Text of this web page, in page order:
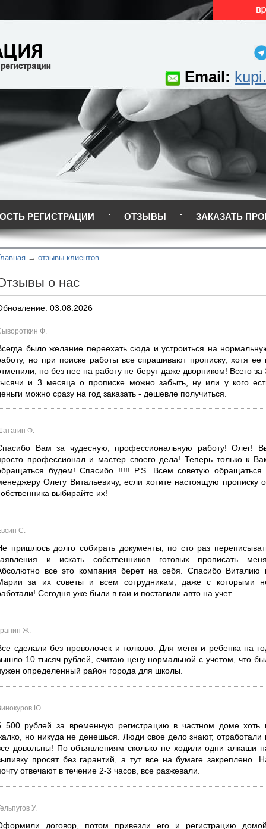
Email:
РЕГИСТРАЦИИ ОТЗЫВЫ ЗАКАЗАТЬ
отзывы клиентов
о нас
03.08.2026
Ф.
было желание переехать сюда и устроиться на
но при поиске работы все спрашивают прописку, хотя ее
но без нее на работу не берут даже дворником! Всего за
и 3 месяца о прописке можно забыть, ну или у кого
можно сразу на год заказать - дешевле получиться.
Ф.
Вам за чудесную, профессиональную работу! Олег!
профессионал и мастер своего дела! Теперь только к
будем! Спасибо !!!!! P.S. Всем советую обращаться
Олегу Витальевичу, если хотите настоящую прописку
выбирайте их!
С.
пришлось долго собирать документы, по сто раз
и искать собственников готовых прописать меня.
все это компания берет на себя. Спасибо Виталию
за их советы и всем сотрудникам, даже с которыми
Сегодня уже были в гаи и поставили авто на учет.
Ж.
сделали без проволочек и толково. Для меня и ребенка на
10 тысяч рублей, считаю цену нормальной с учетом, что
определенный район города для школы.
Ю.
500 рублей за временную регистрацию в частном доме хоть
но никуда не денешься. Люди свое дело знают, отработали
довольны! По объявлениям сколько не ходили одни алкаши
просят без гарантий, а тут все на бумаге закреплено.
отвечают в течение 2-3 часов, все разжевали.
У.
договор, потом привезли его и регистрацию домой.